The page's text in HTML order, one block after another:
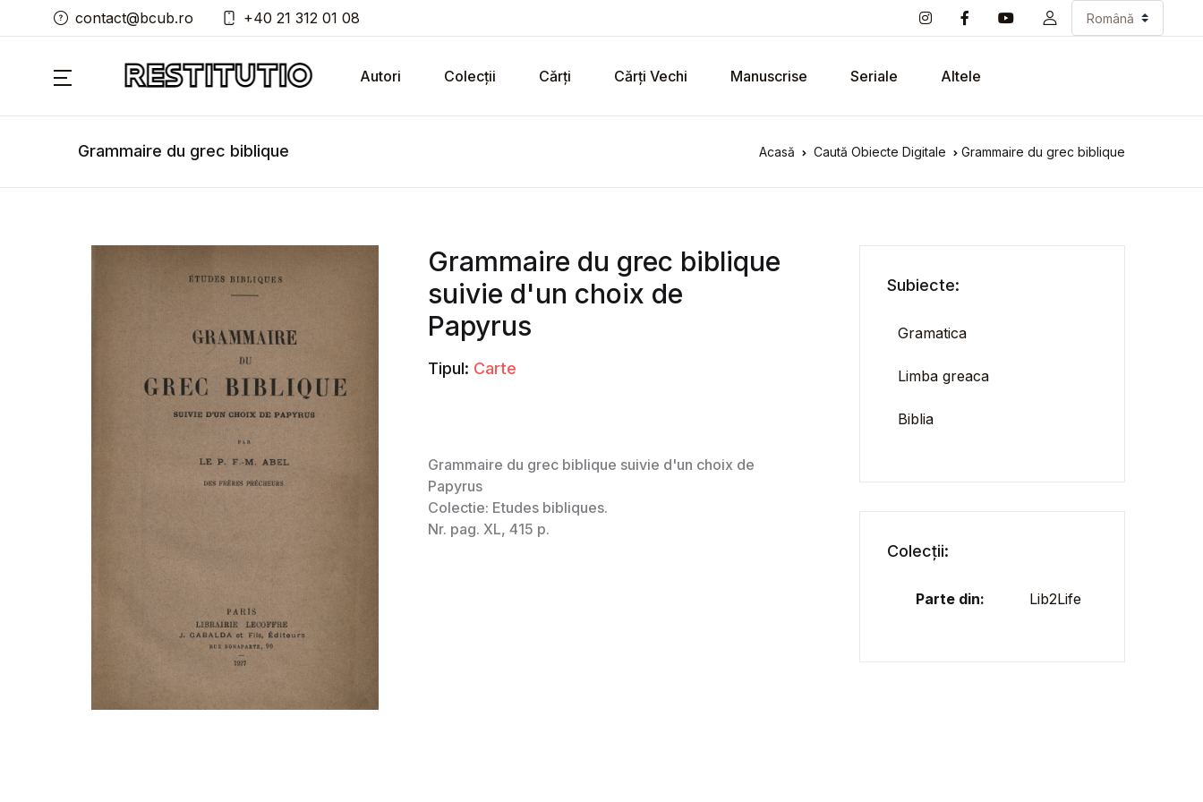
contact@bcub.ro +40 21 312 01 08
Autori Colecții Cărți Cărți Vechi Manuscrise Seriale Altele
Grammaire du grec biblique Acasă Caută Obiecte Digitale Grammaire du grec biblique
Grammaire du grec biblique
suivie d'un choix de
Papyrus
Tipul: Carte
Subiecte:
Gramatica
Limba greaca
Biblia
Colecții:
Parte din: Lib2Life